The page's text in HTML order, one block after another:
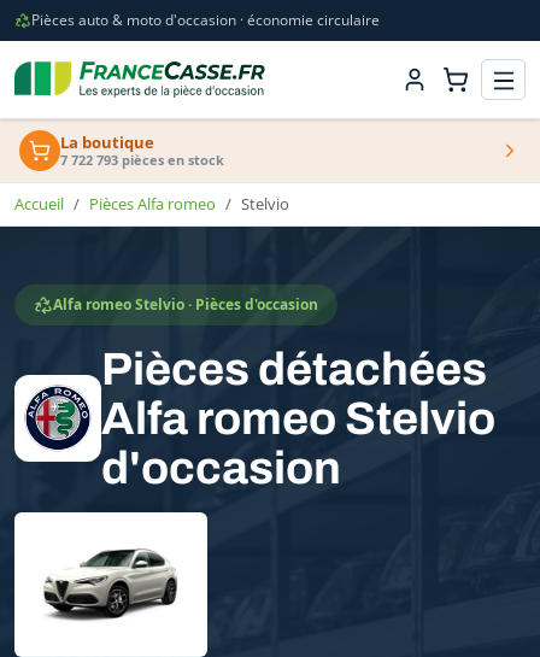
Pièces auto & moto d'occasion · économie circulaire
La boutique
7 722 793 pièces en stock
Accueil Pièces Alfa romeo Stelvio
Alfa romeo Stelvio · Pièces d'occasion
Pièces détachées
Alfa romeo Stelvio
d'occasion